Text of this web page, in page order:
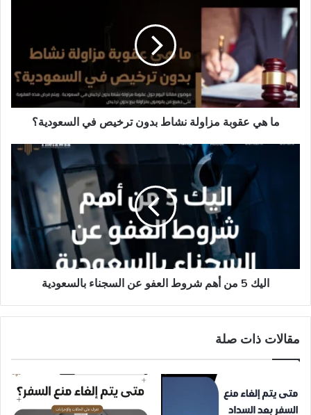
عقوبة
مزاولة
نشاط
بدون
ترخيص
في
السعودية​
ما هي عقوبة مزاولة نشاط بدون ترخيص في السعودية​؟
بالسعودية
اليك 5 من أهم شروط العفو عن السجناء بالسعودية
مقالات ذات صلة